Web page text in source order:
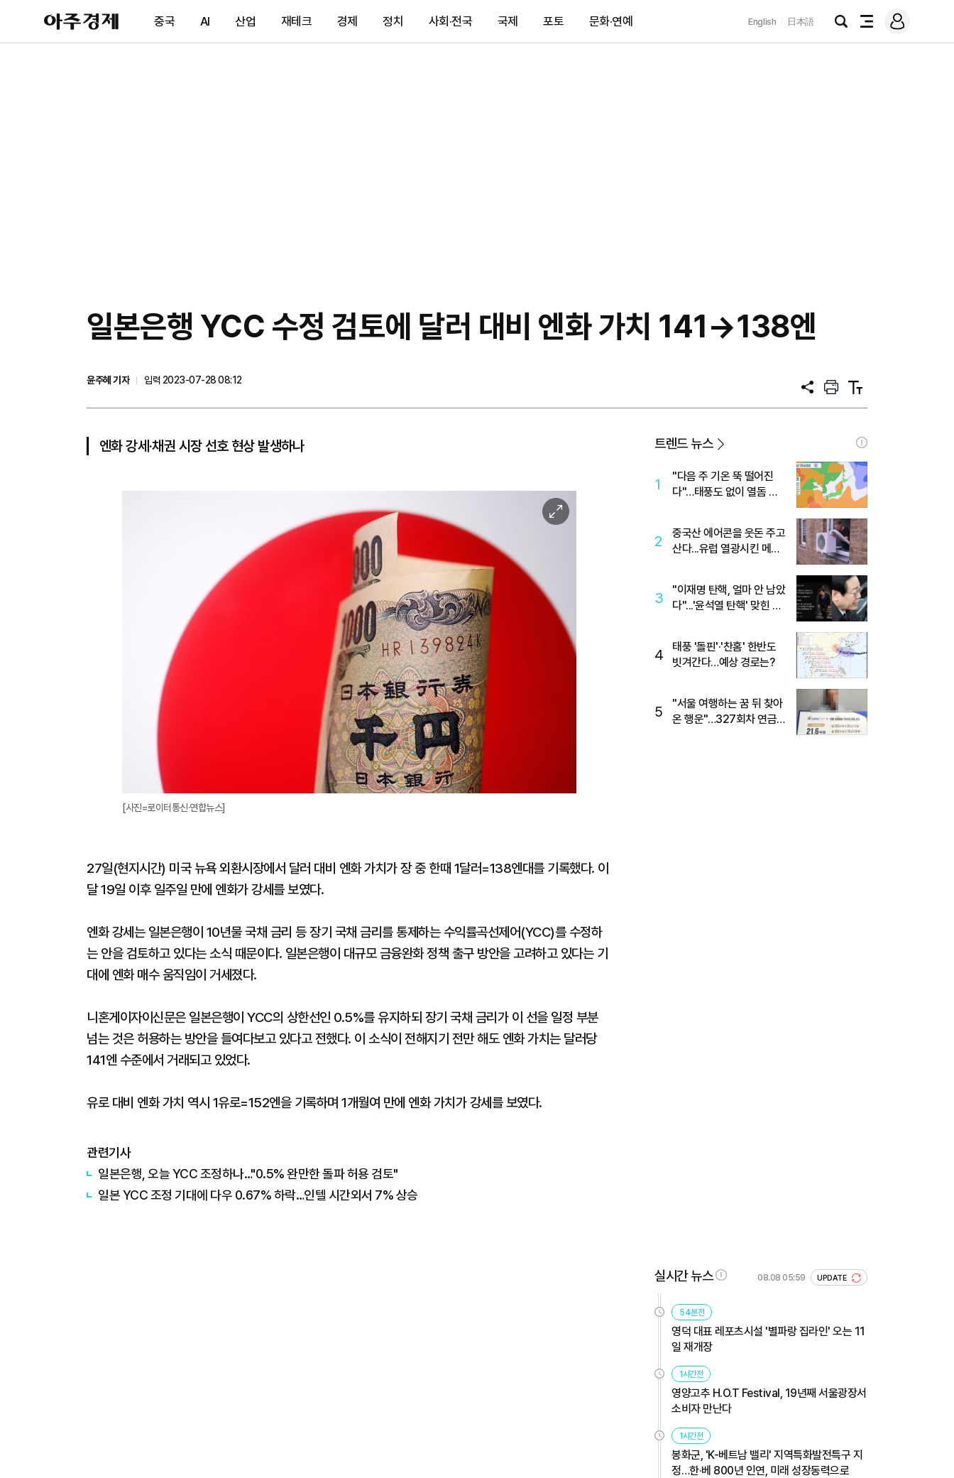
아
주
제
중국 AI 산업 재테크 경제 정치 사회·전국 국제 포토 문화·연예 English 日本語
검
전
메
그
일본은행 YCC 수정 검토에 달러 대비 엔화 가치 141→138엔
윤주혜 기자
입력 2023-07-28 08:12
공
프
트
텍
트
엔화 강세·채권 시장 선호 현상 발생하나
이
미
대
[사진=로이터통신·연합뉴스]
27일(현지시간) 미국 뉴욕 외환시장에서 달러 대비 엔화 가치가 장 중 한때 1달러=138엔대를 기록했다. 이
달 19일 이후 일주일 만에 엔화가 강세를 보였다.
엔화 강세는 일본은행이 10년물 국채 금리 등 장기 국채 금리를 통제하는 수익률곡선제어(YCC)를 수정하
는 안을 검토하고 있다는 소식 때문이다. 일본은행이 대규모 금융완화 정책 출구 방안을 고려하고 있다는 기
대에 엔화 매수 움직임이 거세졌다.
니혼게이자이신문은 일본은행이 YCC의 상한선인 0.5%를 유지하되 장기 국채 금리가 이 선을 일정 부분
넘는 것은 허용하는 방안을 들여다보고 있다고 전했다. 이 소식이 전해지기 전만 해도 엔화 가치는 달러당
141엔 수준에서 거래되고 있었다.
유로 대비 엔화 가치 역시 1유로=152엔을 기록하며 1개월여 만에 엔화 가치가 강세를 보였다.
관련기사
일본은행, 오늘 YCC 조정하나…"0.5% 완만한 돌파 허용 검토"
일본 YCC 조정 기대에 다우 0.67% 하락…인텔 시간외서 7% 상승
트렌드 뉴스
1
"다음 주 기온 뚝 떨어진
다"…태풍도 없이 열돔 박
2
중국산 에어콘을 웃돈 주고
산다...유럽 열광시킨 메이
3
"이재명 탄핵, 얼마 안 남았
다"...'윤석열 탄핵' 맞힌 무
4
태풍 '돌핀'·'찬홈' 한반도
빗겨간다…예상 경로는?
5
"서울 여행하는 꿈 뒤 찾아
온 행운"…327회차 연금
실시간 뉴스 08.08 05:59 UPDATE
54분전
영덕 대표 레포츠시설 '별파랑 집라인' 오는 11
일 재개장
1시간전
영양고추 H.O.T Festival, 19년째 서울광장서
소비자 만난다
1시간전
봉화군, 'K-베트남 밸리' 지역특화발전특구 지
정…한·베 800년 인연, 미래 성장동력으로